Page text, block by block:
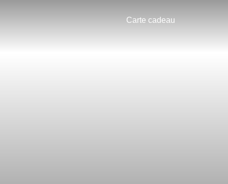
Carte cadeau